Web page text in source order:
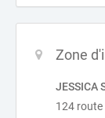
Zone
JESSICA
124